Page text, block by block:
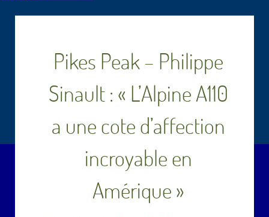
Pikes Peak – Philippe
Sinault : « L’Alpine A110
a une cote d’affection
incroyable en
Amérique »